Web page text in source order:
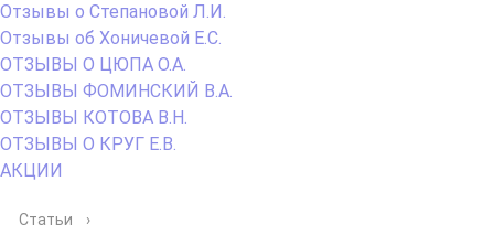
Отзывы о Степановой Л.И.
Отзывы об Хоничевой Е.С.
ОТЗЫВЫ О ЦЮПА О.А.
ОТЗЫВЫ ФОМИНСКИЙ В.А.
ОТЗЫВЫ КОТОВА В.Н.
ОТЗЫВЫ О КРУГ Е.В.
АКЦИИ
Статьи ›